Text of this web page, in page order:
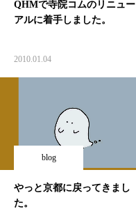
QHMで寺院コムのリニュー
アルに着手しました。
2010.01.04
blog
やっと京都に戻ってきまし
た。